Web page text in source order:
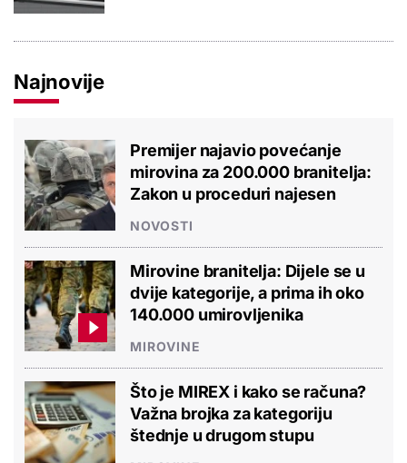
Najnovije
Premijer najavio povećanje
mirovina za 200.000 branitelja:
Zakon u proceduri najesen
NOVOSTI
Mirovine branitelja: Dijele se u
dvije kategorije, a prima ih oko
140.000 umirovljenika
MIROVINE
Što je MIREX i kako se računa?
Važna brojka za kategoriju
štednje u drugom stupu